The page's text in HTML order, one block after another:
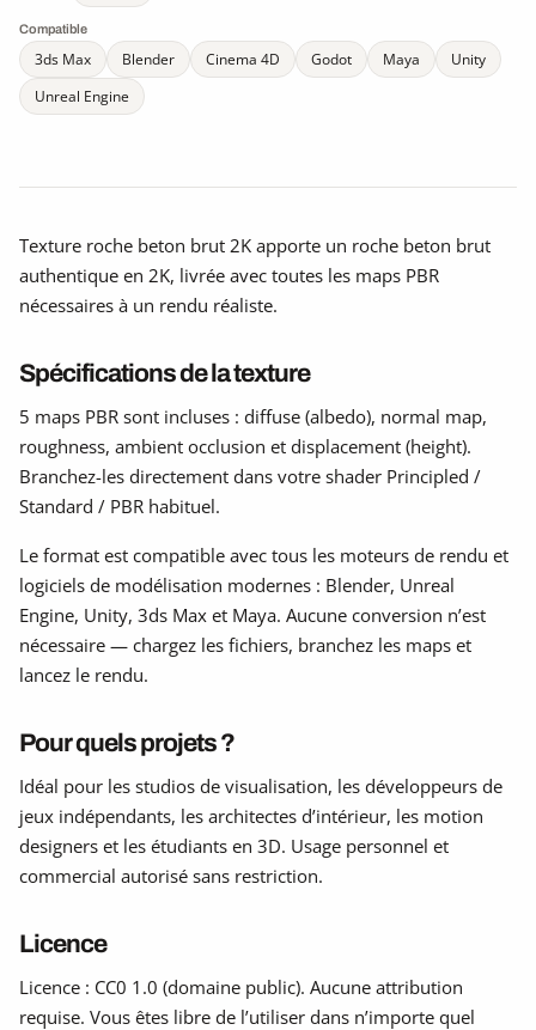
Compatible
3ds Max Blender Cinema 4D Godot Maya
Unity
Unreal Engine
Texture roche beton brut 2K apporte un roche beton brut
authentique en 2K, livrée avec toutes les maps PBR
nécessaires à un rendu réaliste.
Spécifications de la texture
5 maps PBR sont incluses : diffuse (albedo), normal map,
roughness, ambient occlusion et displacement (height).
Branchez-les directement dans votre shader Principled /
Standard / PBR habituel.
Le format est compatible avec tous les moteurs de rendu et
logiciels de modélisation modernes : Blender, Unreal
Engine, Unity, 3ds Max et Maya. Aucune conversion n’est
nécessaire — chargez les fichiers, branchez les maps et
lancez le rendu.
Pour quels projets ?
Idéal pour les studios de visualisation, les développeurs de
jeux indépendants, les architectes d’intérieur, les motion
designers et les étudiants en 3D. Usage personnel et
commercial autorisé sans restriction.
Licence
Licence : CC0 1.0 (domaine public). Aucune attribution
requise. Vous êtes libre de l’utiliser dans n’importe quel